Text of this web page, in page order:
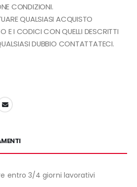
CONDIZIONI.
QUALSIASI ACQUISTO
E I CODICI CON QUELLI DESCRITTI
DUBBIO CONTATTATECI.
entro 3/4 giorni lavorativi